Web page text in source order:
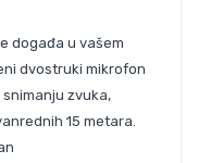
događa u vašem
dvostruki mikrofon
zvuka,
15 metara.